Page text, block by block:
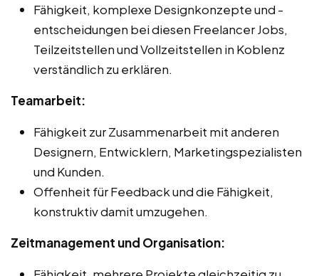
Fähigkeit, komplexe Designkonzepte und -
entscheidungen bei diesen Freelancer Jobs,
Teilzeitstellen und Vollzeitstellen in Koblenz
verständlich zu erklären.
Teamarbeit:
Fähigkeit zur Zusammenarbeit mit anderen
Designern, Entwicklern, Marketingspezialisten
und Kunden.
Offenheit für Feedback und die Fähigkeit,
konstruktiv damit umzugehen.
Zeitmanagement und Organisation: